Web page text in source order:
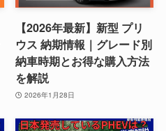
【2026年最新】新型 プリ
ウス 納期情報｜グレード別
納車時期とお得な購入方法
を解説
2026年1月28日